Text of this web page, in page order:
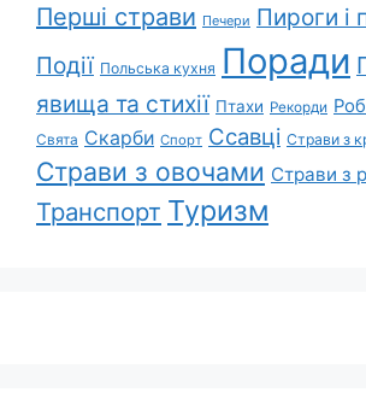
Перші страви Печери Пироги і
Події Польська кухня Поради
явища та стихії Птахи Рекорди
Свята Скарби Спорт Ссавці Страви з
Страви з овочами Страви з
Транспорт Туризм